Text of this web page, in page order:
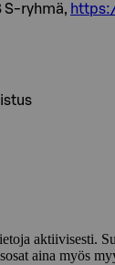
S-ryhmä,
aktiivisesti.
aina myös